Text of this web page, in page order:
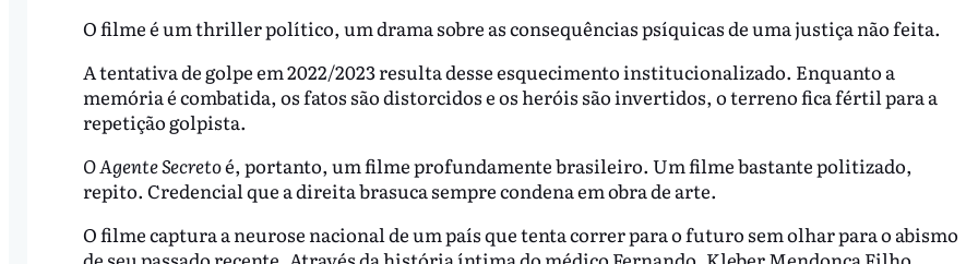
O filme é um thriller político, um drama sobre as consequências psíquicas de uma justiça não feita.
A tentativa de golpe em 2022/2023 resulta desse esquecimento institucionalizado. Enquanto a
memória é combatida, os fatos são distorcidos e os heróis são invertidos, o terreno fica fértil para a
repetição golpista.
O Agente Secretoé, portanto, um filme profundamente brasileiro. Um filme bastante politizado,
repito. Credencial que a direita brasuca sempre condena em obra de arte.
O filme captura a neurose nacional de um país que tenta correr para o futuro sem olhar para o abismo